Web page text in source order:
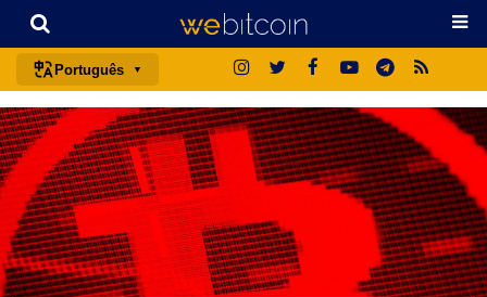
Português
português (BR)
english
español
français
italiano
deutsch